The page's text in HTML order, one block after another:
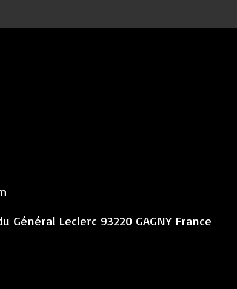
Leclerc 93220 GAGNY France